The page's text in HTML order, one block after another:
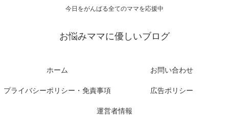
今日をがんばる全てのママを応援中
お悩みママに優しいブログ
ホーム お問い合わせ
プライバシーポリシー・免責事項 広告ポリシー
運営者情報